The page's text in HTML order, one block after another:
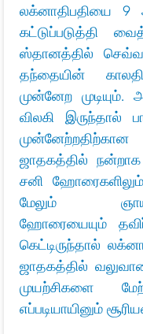
லக்னாதிபதியை 9
கட்டுப்படுத்தி
ஸ்தானத்தில்
தந்தையின்
முன்னேற
விலகி இருந்தால்
ஜாதகத்தில் நன்றாக
சனி
மேலும்
ஹோரையையும்
கெட்டிருந்தால்
ஜாதகத்தில்
முயற்சிகளை
எப்படியாயினும்